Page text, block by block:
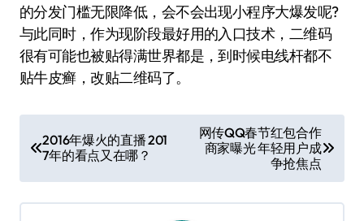
的分发门槛无限降低，会不会出现小程序大爆发呢?
与此同时，作为现阶段最好用的入口技术，二维码
很有可能也被贴得满世界都是，到时候电线杆都不
贴牛皮癣，改贴二维码了。
章
导
航
2016年爆火的直播 201
7年的看点又在哪？
网传QQ春节红包合作
商家曝光 年轻用户成
争抢焦点